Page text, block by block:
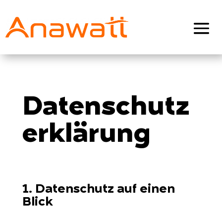
Datenschutz
erklärung
1. Datenschutz auf einen
Blick